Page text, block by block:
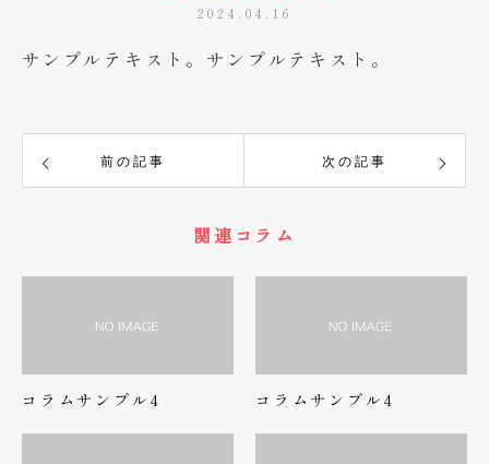
2024.04.16
サンプルテキスト。サンプルテキスト。
前の記事 次の記事
関連コラム
コラムサンプル4 コラムサンプル4